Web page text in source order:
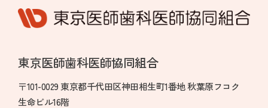
東京医師歯科医師協同組合
〒101-0029 東京都千代田区神田相生町1番地 秋葉原フコク
生命ビル16階